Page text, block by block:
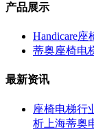
产品展示
Handicare座
蒂奥座椅电
最新资讯
座椅电梯行
析上海蒂奥